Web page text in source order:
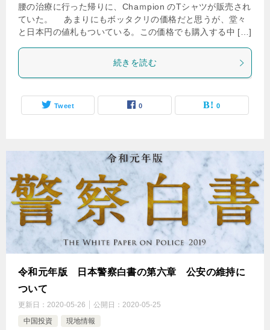
腰の治療に行った帰りに、Chaｍpion のTシャツが販売され
ていた。 あまりにもボッタクリの価格だと思うが、堂々
と日本円の値札もついている。この価格でも購入する中 […]
続きを読む
Tweet 0 0
令和元年版 日本警察白書の第六章 公安の維持に
ついて
更新日： 2020-05-26 公開日： 2020-05-25
中国投資
現地情報